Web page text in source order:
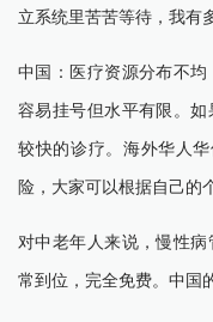
立系统里苦苦等待，我有
中国：医疗资源分布不
容易挂号但水平有限。
较快的诊疗。海外华人
险，大家可以根据自己的
对中老年人来说，慢性
常到位，完全免费。中国